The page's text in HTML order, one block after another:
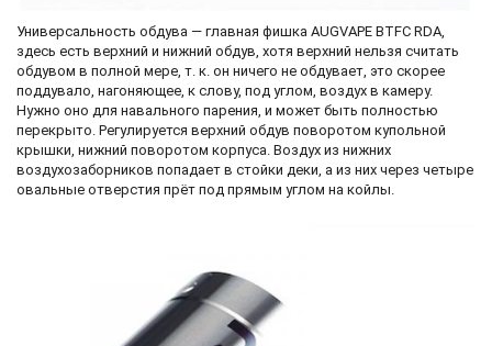
Универсальность обдува — главная фишка AUGVAPE BTFC RDA,
здесь есть верхний и нижний обдув, хотя верхний нельзя считать
обдувом в полной мере, т. к. он ничего не обдувает, это скорее
поддувало, нагоняющее, к слову, под углом, воздух в камеру.
Нужно оно для навального парения, и может быть полностью
перекрыто. Регулируется верхний обдув поворотом купольной
крышки, нижний поворотом корпуса. Воздух из нижних
воздухозаборников попадает в стойки деки, а из них через четыре
овальные отверстия прёт под прямым углом на койлы.